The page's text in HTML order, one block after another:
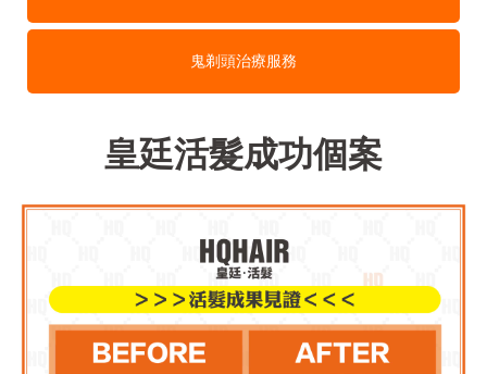
鬼剃頭治療服務
皇廷活髮成功個案